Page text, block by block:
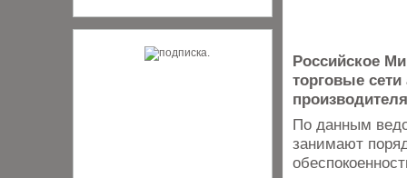
Российское
торговые
По данным
занимают